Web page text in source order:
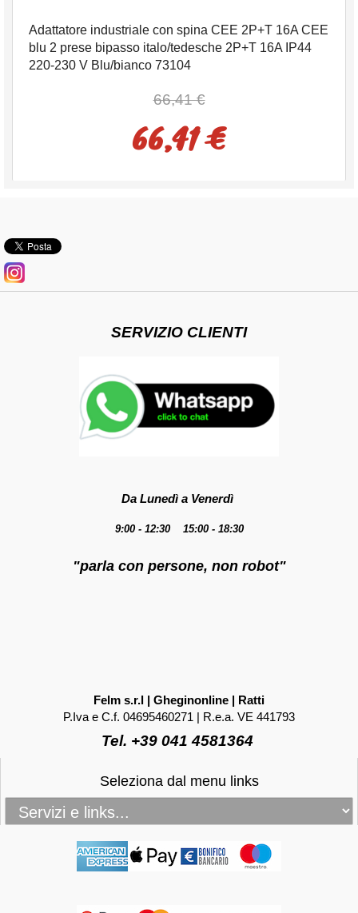
Adattatore industriale con spina CEE 2P+T 16A CEE
blu 2 prese bipasso italo/tedesche 2P+T 16A IP44
220-230 V Blu/bianco 73104
66,41 €
66,41 €
SERVIZIO CLIENTI
Da Lunedì a Venerdì
9:00 - 12:30 15:00 - 18:30
"parla con persone, non robot"
Felm s.r.l | Gheginonline | Ratti
P.Iva e C.f. 04695460271 | R.e.a. VE 441793
Tel. +39 041 4581364
Seleziona dal menu links